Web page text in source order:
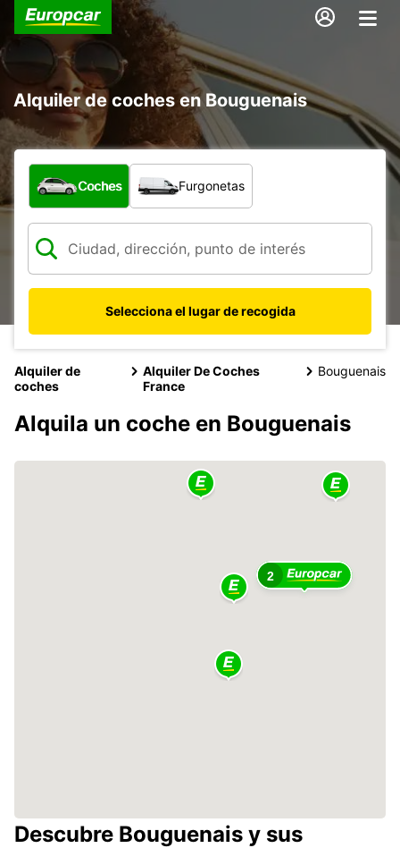
Alquiler de coches en Bouguenais
¿Qué tipo de vehículo?
Coches Furgonetas
Selecciona el lugar de recogida
Alquiler de
coches
Alquiler De Coches
France
Bouguenais
Alquila un coche en Bouguenais
2
Descubre Bouguenais y sus